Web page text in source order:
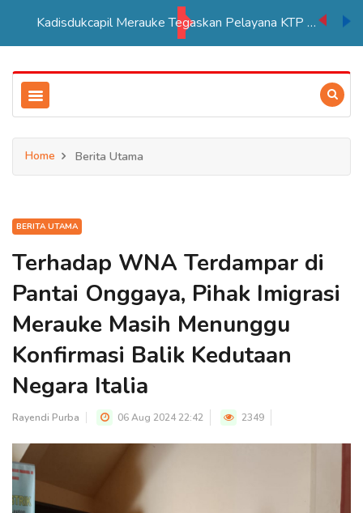
Kadisdukcapil Merauke Tegaskan Pelayana KTP Sesuai SOP
Home Berita Utama
BERITA UTAMA
Terhadap WNA Terdampar di
Pantai Onggaya, Pihak Imigrasi
Merauke Masih Menunggu
Konfirmasi Balik Kedutaan
Negara Italia
Rayendi Purba 06 Aug 2024 22:42 2349